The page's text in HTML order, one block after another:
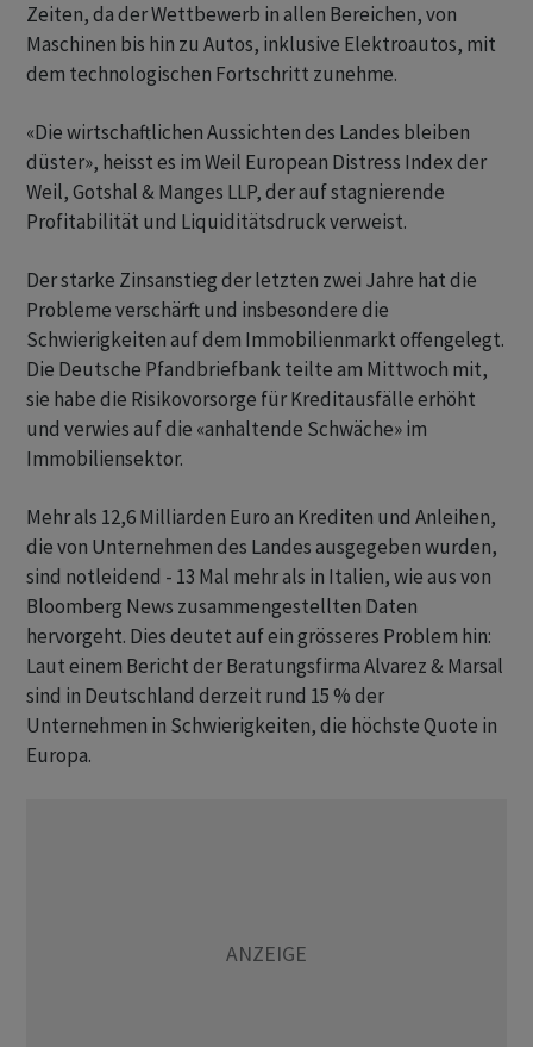
Zeiten, da der Wettbewerb in allen Bereichen, von
Maschinen bis hin zu Autos, inklusive Elektroautos, mit
dem technologischen Fortschritt zunehme.
«Die wirtschaftlichen Aussichten des Landes bleiben
düster», heisst es im Weil European Distress Index der
Weil, Gotshal & Manges LLP, der auf stagnierende
Profitabilität und Liquiditätsdruck verweist.
Der starke Zinsanstieg der letzten zwei Jahre hat die
Probleme verschärft und insbesondere die
Schwierigkeiten auf dem Immobilienmarkt offengelegt.
Die Deutsche Pfandbriefbank teilte am Mittwoch mit,
sie habe die Risikovorsorge für Kreditausfälle erhöht
und verwies auf die «anhaltende Schwäche» im
Immobiliensektor.
Mehr als 12,6 Milliarden Euro an Krediten und Anleihen,
die von Unternehmen des Landes ausgegeben wurden,
sind notleidend - 13 Mal mehr als in Italien, wie aus von
Bloomberg News zusammengestellten Daten
hervorgeht. Dies deutet auf ein grösseres Problem hin:
Laut einem Bericht der Beratungsfirma Alvarez & Marsal
sind in Deutschland derzeit rund 15 % der
Unternehmen in Schwierigkeiten, die höchste Quote in
Europa.